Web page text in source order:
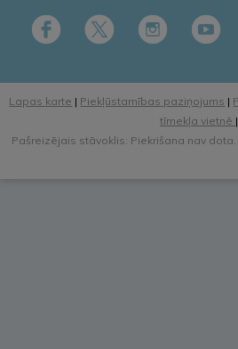
Lapas karte | Piekļūstamības paziņojums |
tīmekļa vietnē |
Pašreizējais stāvoklis: Piekrišana nav dota.